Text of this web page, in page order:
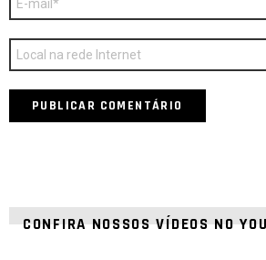
mail
*
CONFIRA NOSSOS VÍDEOS NO